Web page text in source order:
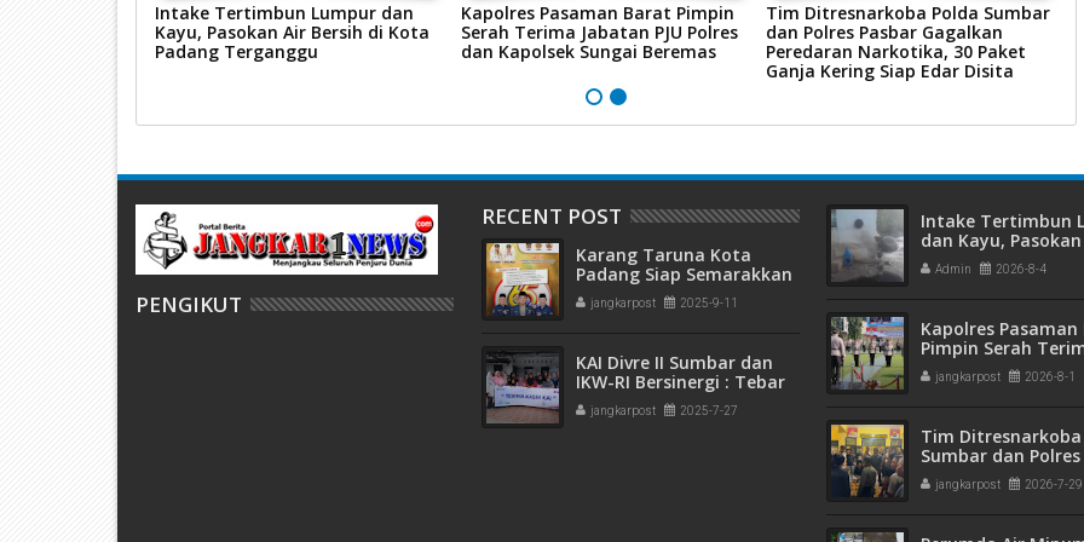
Intake Tertimbun Lumpur dan
Kayu, Pasokan Air Bersih di Kota
Padang Terganggu
Kapolres Pasaman Barat Pimpin
Serah Terima Jabatan PJU Polres
dan Kapolsek Sungai Beremas
Tim Ditresnarkoba Polda Sumbar
dan Polres Pasbar Gagalkan
Peredaran Narkotika, 30 Paket
Ganja Kering Siap Edar Disita
PENGIKUT
RECENT POST
Karang Taruna Kota
Padang Siap Semarakkan
HUT ke-65 : Dari
Lapangan Hijau hingga
jangkarpost 2025-9-11
KAI Divre II Sumbar dan
IKW-RI Bersinergi : Tebar
Kepedulian Sosial Untuk
Panti Asuhan
jangkarpost 2025-7-27
Intake Tertimbun
dan Kayu,
Bersih di Kota
Terganggu
Admin 2026-8-4
Kapolres
Pimpin Serah
Jabatan PJU Polres
Kapolsek Sungai
jangkarpost 2026-8-1
Tim Ditresnarkoba
Sumbar dan
Gagalkan Peredaran
Narkotika, 30 Paket
jangkarpost 2026-7-29